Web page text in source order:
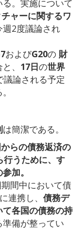
。実施について
ャーに関するワ
2度議論され
およびG20の 財
、 17日の世界
議論される予定
は簡潔である。
らの債務返済の
行うために、す
加。
間中において債
連携し、 債務デ
各国の債務の持
準備が整ってい